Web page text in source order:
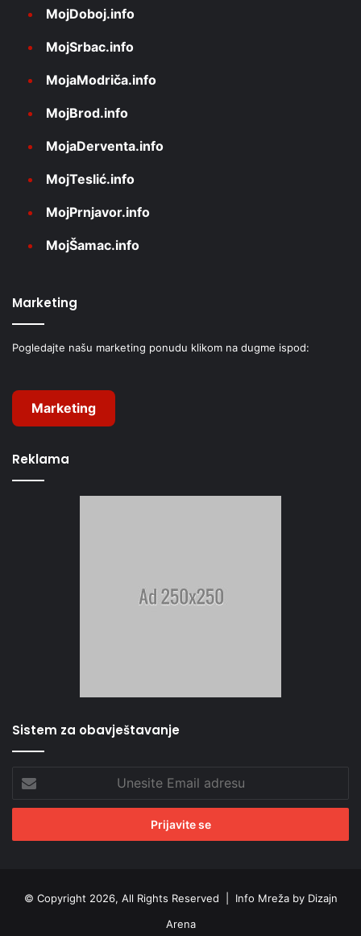
MojDoboj.info
MojSrbac.info
MojaModriča.info
MojBrod.info
MojaDerventa.info
MojTeslić.info
MojPrnjavor.info
MojŠamac.info
Marketing
Pogledajte našu marketing ponudu klikom na dugme ispod:
Marketing
Reklama
Sistem za obavještavanje
Unesite
Email
adresu
© Copyright 2026, All Rights Reserved | Info Mreža by Dizajn
Arena